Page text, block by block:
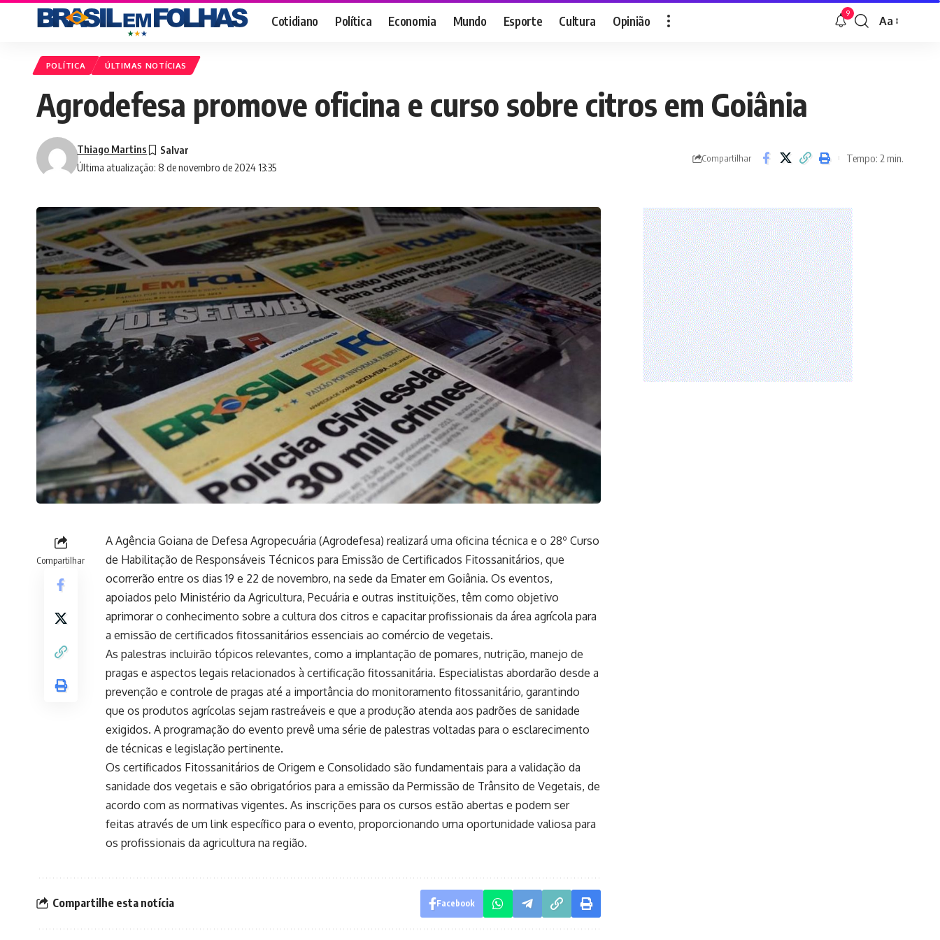
Cotidiano Política Economia Mundo Esporte Cultura Opinião 9
Font
Aa
POLÍTICA ÚLTIMAS NOTÍCIAS
Agrodefesa promove oficina e curso sobre citros em Goiânia
Última atualização: 8 de novembro de 2024 13:35
Thiago Martins
Compartilhar Tempo: 2 min.
Compartilhar
A Agência Goiana de Defesa Agropecuária (Agrodefesa) realizará uma oficina técnica e o 28º Curso
de Habilitação de Responsáveis Técnicos para Emissão de Certificados Fitossanitários, que
ocorrerão entre os dias 19 e 22 de novembro, na sede da Emater em Goiânia. Os eventos,
apoiados pelo Ministério da Agricultura, Pecuária e outras instituições, têm como objetivo
aprimorar o conhecimento sobre a cultura dos citros e capacitar profissionais da área agrícola para
a emissão de certificados fitossanitários essenciais ao comércio de vegetais.
As palestras incluirão tópicos relevantes, como a implantação de pomares, nutrição, manejo de
pragas e aspectos legais relacionados à certificação fitossanitária. Especialistas abordarão desde a
prevenção e controle de pragas até a importância do monitoramento fitossanitário, garantindo
que os produtos agrícolas sejam rastreáveis e que a produção atenda aos padrões de sanidade
exigidos. A programação do evento prevê uma série de palestras voltadas para o esclarecimento
de técnicas e legislação pertinente.
Os certificados Fitossanitários de Origem e Consolidado são fundamentais para a validação da
sanidade dos vegetais e são obrigatórios para a emissão da Permissão de Trânsito de Vegetais, de
acordo com as normativas vigentes. As inscrições para os cursos estão abertas e podem ser
feitas através de um link específico para o evento, proporcionando uma oportunidade valiosa para
os profissionais da agricultura na região.
Compartilhe esta notícia Facebook